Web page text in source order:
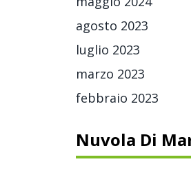
agosto 2023
luglio 2023
marzo 2023
febbraio 2023
Nuvola Di